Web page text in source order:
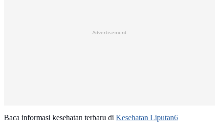
Advertisement
Baca informasi kesehatan terbaru di Kesehatan Liputan6